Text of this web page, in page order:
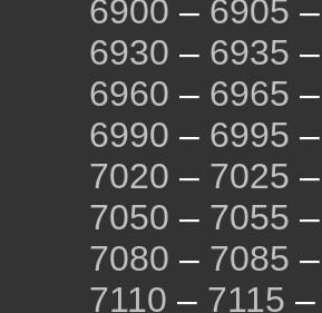
6900 – 6905 –
6930 – 6935 –
6960 – 6965 –
6990 – 6995 –
7020 – 7025 –
7050 – 7055 –
7080 – 7085 –
7110 – 7115 –